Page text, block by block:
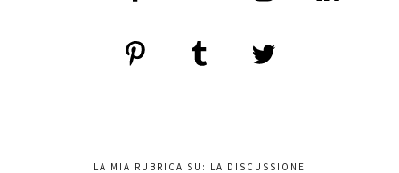
LA MIA RUBRICA SU: LA DISCUSSIONE